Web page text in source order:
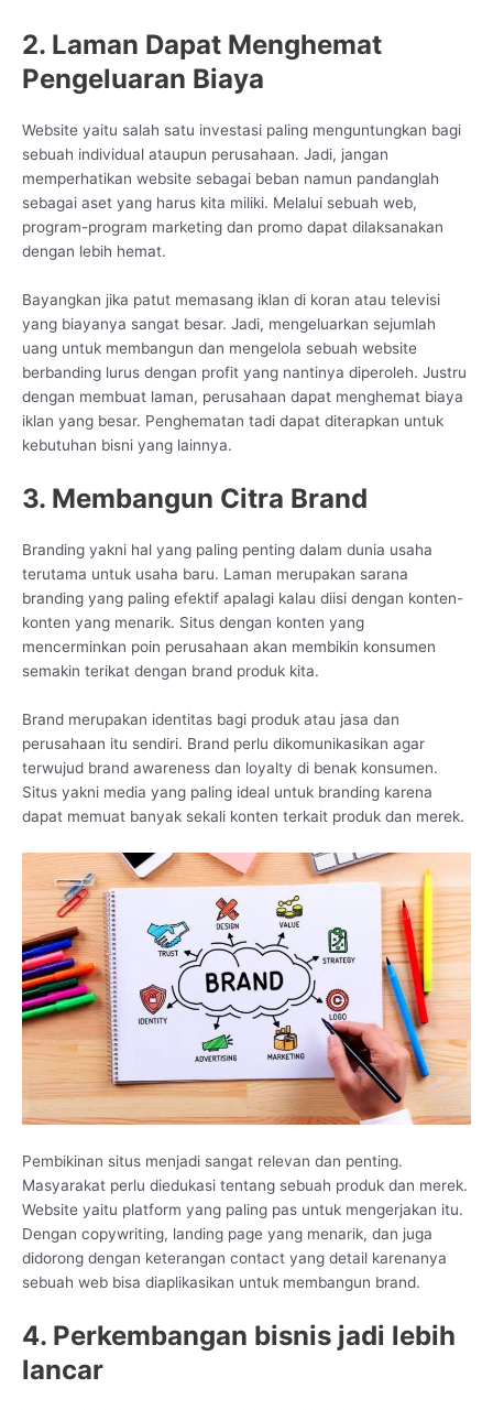
2. Laman Dapat Menghemat
Pengeluaran Biaya
Website yaitu salah satu investasi paling menguntungkan bagi
sebuah individual ataupun perusahaan. Jadi, jangan
memperhatikan website sebagai beban namun pandanglah
sebagai aset yang harus kita miliki. Melalui sebuah web,
program-program marketing dan promo dapat dilaksanakan
dengan lebih hemat.
Bayangkan jika patut memasang iklan di koran atau televisi
yang biayanya sangat besar. Jadi, mengeluarkan sejumlah
uang untuk membangun dan mengelola sebuah website
berbanding lurus dengan profit yang nantinya diperoleh. Justru
dengan membuat laman, perusahaan dapat menghemat biaya
iklan yang besar. Penghematan tadi dapat diterapkan untuk
kebutuhan bisni yang lainnya.
3. Membangun Citra Brand
Branding yakni hal yang paling penting dalam dunia usaha
terutama untuk usaha baru. Laman merupakan sarana
branding yang paling efektif apalagi kalau diisi dengan konten-
konten yang menarik. Situs dengan konten yang
mencerminkan poin perusahaan akan membikin konsumen
semakin terikat dengan brand produk kita.
Brand merupakan identitas bagi produk atau jasa dan
perusahaan itu sendiri. Brand perlu dikomunikasikan agar
terwujud brand awareness dan loyalty di benak konsumen.
Situs yakni media yang paling ideal untuk branding karena
dapat memuat banyak sekali konten terkait produk dan merek.
Pembikinan situs menjadi sangat relevan dan penting.
Masyarakat perlu diedukasi tentang sebuah produk dan merek.
Website yaitu platform yang paling pas untuk mengerjakan itu.
Dengan copywriting, landing page yang menarik, dan juga
didorong dengan keterangan contact yang detail karenanya
sebuah web bisa diaplikasikan untuk membangun brand.
4. Perkembangan bisnis jadi lebih
lancar